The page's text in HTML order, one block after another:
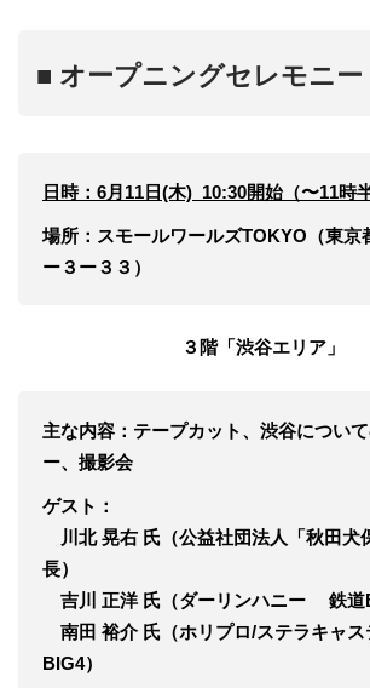
■ オープニングセレモニー
日時：6月11日(木) 10:30開始（〜11時半
場所：スモールワールズTOKYO（東京
ー３ー３３）
３階「渋谷エリア」
主な内容：テープカット、渋谷につい
ー、撮影会
ゲスト：
川北 晃右 氏（公益社団法人「秋田犬
長）
吉川 正洋 氏（ダーリンハニー 鉄道
南田 裕介 氏（ホリプロ/ステラキャ
BIG4）